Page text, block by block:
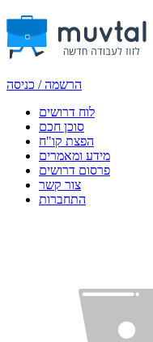
הרשמה / כניסה
לוח דרושים
סוכן חכם
הפצת קו"ח
מידע ומאמרים
פרסום דרושים
צור קשר
התחברות